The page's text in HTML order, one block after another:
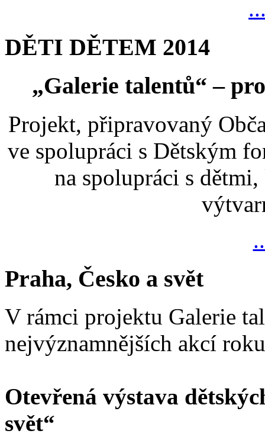
DĚTI DĚTEM 2014
„Galerie talentů“ –
Projekt, připravovaný
ve spolupráci s Dětským
na spolupráci s
Praha, Česko a svět
V rámci projektu Galerie
nejvýznamnějších akcí
Otevřená výstava
svět“